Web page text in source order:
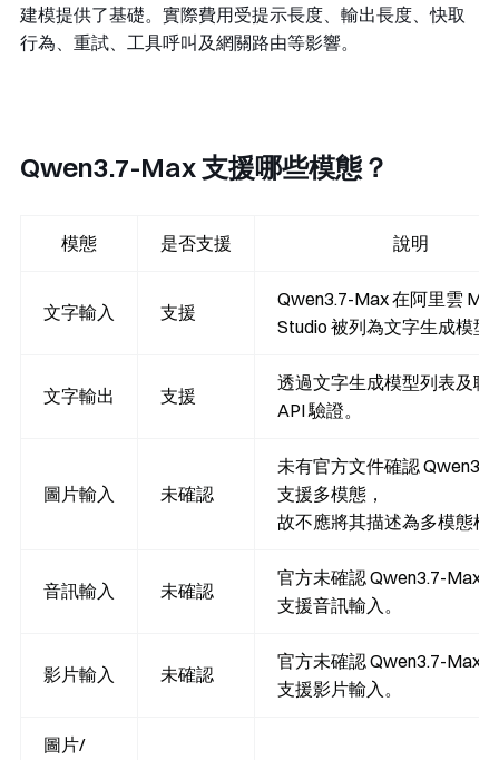
建模提供了基礎。實際費用受提示長度、輸出長度、快取
行為、重試、工具呼叫及網關路由等影響。
Qwen3.7-Max 支援哪些模態？
模態 是否支援 說明
文字輸入 支援
Qwen3.7-Max 在阿里雲
Studio 被列為文字生成模型
文字輸出 支援
透過文字生成模型列表及聊
API 驗證。
圖片輸入 未確認
未有官方文件確認
支援多模態，
故不應將其描述為多模態模
音訊輸入 未確認
官方未確認 Qwen3.7-Max
支援音訊輸入。
影片輸入 未確認
官方未確認 Qwen3.7-Max
支援影片輸入。
圖片/